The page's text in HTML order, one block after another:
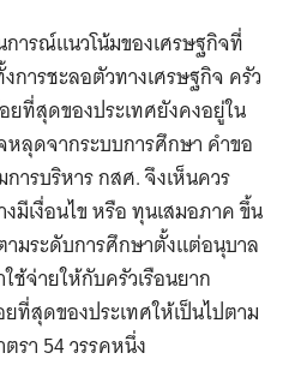
การณ์แนวโน้มของเศรษฐกิจที่
การชะลอตัวทางเศรษฐกิจ ครัว
ที่สุดของประเทศยังคงอยู่ใน
ลุดจากระบบการศึกษา คำขอ
ารบริหาร กสศ. จึงเห็นควร
มีเงื่อนไข หรือ ทุนเสมอภาค ขึ้น
มระดับการศึกษาตั้งแต่อนุบาล
ช้จ่ายให้กับครัวเรือนยาก
ที่สุดของประเทศให้เป็นไปตาม
รา 54 วรรคหนึ่ง